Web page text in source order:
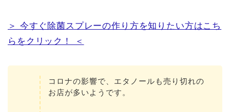
＞ 今すぐ除菌スプレーの作り方を知りたい方はこち
らをクリック！ ＜
コロナの影響で、エタノールも売り切れの
お店が多いようです 。